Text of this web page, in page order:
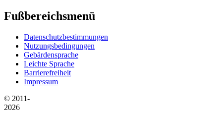
Fußbereichsmenü
Datenschutzbestimmungen
Nutzungsbedingungen
Gebärdensprache
Leichte Sprache
Barrierefreiheit
Impressum
© 2011-
2026